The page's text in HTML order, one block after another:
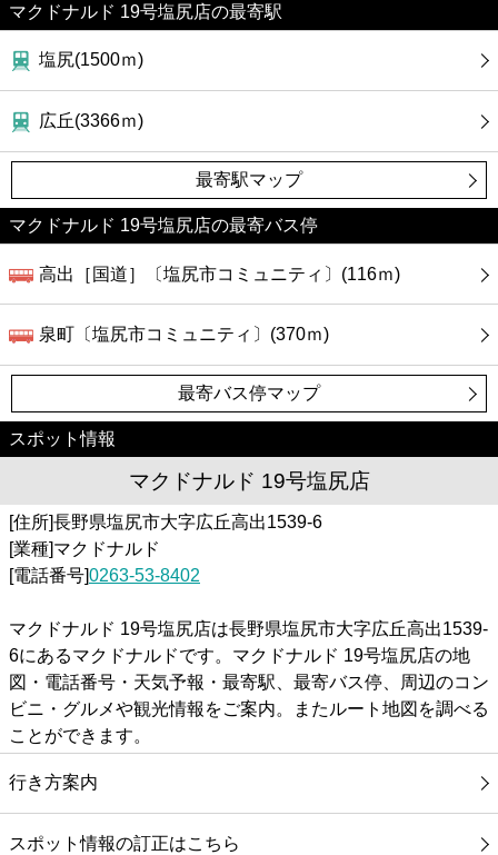
マクドナルド 19号塩尻店の最寄駅
塩尻(1500ｍ)
広丘(3366ｍ)
最寄駅マップ
マクドナルド 19号塩尻店の最寄バス停
高出［国道］〔塩尻市コミュニティ〕(116ｍ)
泉町〔塩尻市コミュニティ〕(370ｍ)
最寄バス停マップ
スポット情報
マクドナルド 19号塩尻店
[住所]長野県塩尻市大字広丘高出1539-6
[業種]マクドナルド
[電話番号]0263-53-8402
マクドナルド 19号塩尻店は長野県塩尻市大字広丘高出1539-
6にあるマクドナルドです。マクドナルド 19号塩尻店の地
図・電話番号・天気予報・最寄駅、最寄バス停、周辺のコン
ビニ・グルメや観光情報をご案内。またルート地図を調べる
ことができます。
行き方案内
スポット情報の訂正はこちら